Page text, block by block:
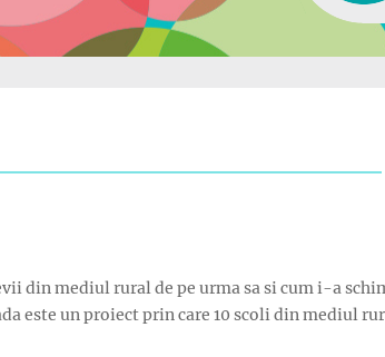
din mediul rural de pe urma sa si cum i-a
un proiect prin care 10 scoli din mediul